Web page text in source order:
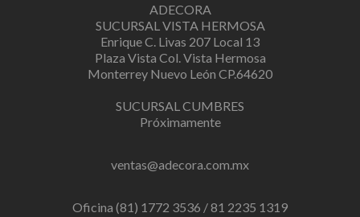
ADECORA
SUCURSAL VISTA HERMOSA
Enrique C. Livas 207 Local 13
Plaza Vista Col. Vista Hermosa
Monterrey Nuevo León CP.64620
SUCURSAL CUMBRES
Próximamente
ventas@adecora.com.mx
Oficina (81) 1772 3536 / 81 2235 1319